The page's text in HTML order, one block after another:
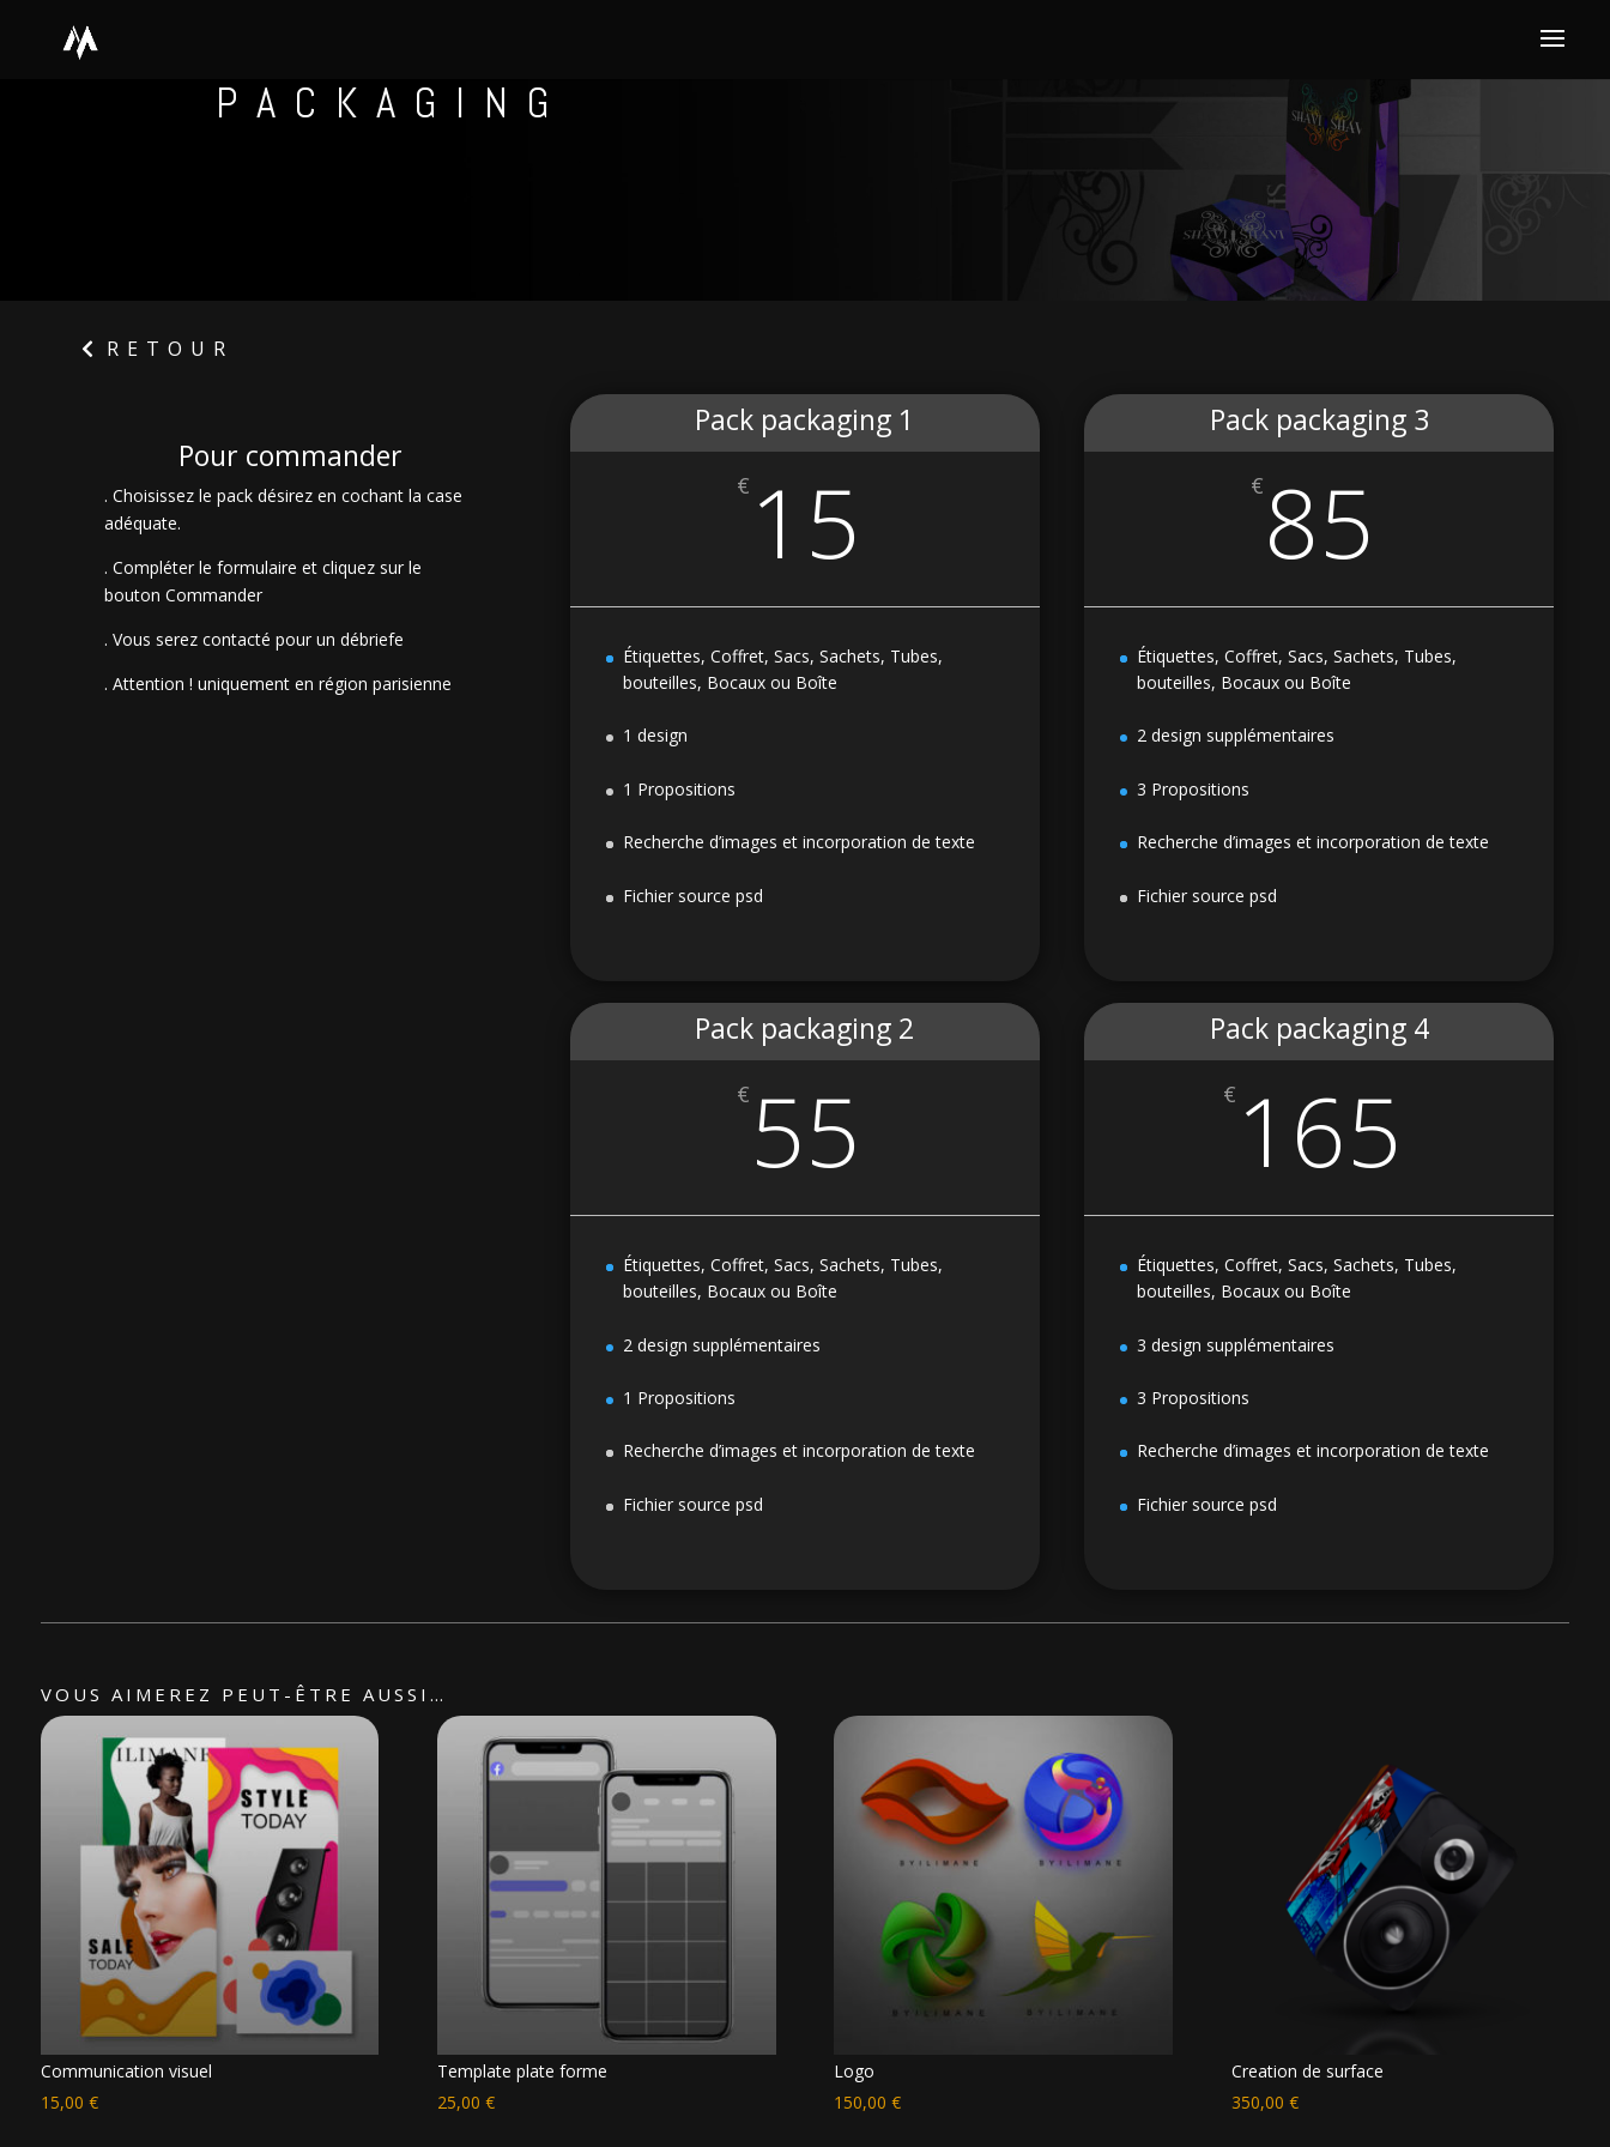
PACKAGING
RETOUR
Pour commander
. Choisissez le pack désirez en cochant la case
adéquate.
. Compléter le formulaire et cliquez sur le
bouton Commander
. Vous serez contacté pour un débriefe
. Attention ! uniquement en région parisienne
Pack packaging 1
€ 15
Étiquettes, Coffret, Sacs, Sachets, Tubes,
bouteilles, Bocaux ou Boîte
1 design
1 Propositions
Recherche d’images et incorporation de texte
Fichier source psd
Pack packaging 2
€ 55
Étiquettes, Coffret, Sacs, Sachets, Tubes,
bouteilles, Bocaux ou Boîte
2 design supplémentaires
1 Propositions
Recherche d’images et incorporation de texte
Fichier source psd
Pack packaging 3
€ 85
Étiquettes, Coffret, Sacs, Sachets, Tubes,
bouteilles, Bocaux ou Boîte
2 design supplémentaires
3 Propositions
Recherche d’images et incorporation de texte
Fichier source psd
Pack packaging 4
€ 165
Étiquettes, Coffret, Sacs, Sachets, Tubes,
bouteilles, Bocaux ou Boîte
3 design supplémentaires
3 Propositions
Recherche d’images et incorporation de texte
Fichier source psd
VOUS AIMEREZ PEUT-ÊTRE AUSSI…
Communication visuel
15,00 €
Template plate forme
25,00 €
Logo
150,00€
Creation de surface
350,00 €